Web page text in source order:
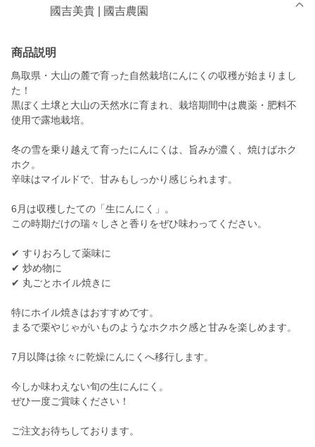
國吉美貴 | 國吉農園
商品説明
鳥取県・大山の麓で育った自然栽培にんにくの収穫が始まりまし
た！
黒ぼく土壌と大山の天然水に育まれ、栽培期間中は農薬・肥料不
使用で露地栽培。
冬の雪を乗り越えて育ったにんにくは、旨みが濃く、焼けばホク
ホク。
辛味はマイルドで、甘みもしっかり感じられます。
6月は収穫したての「生にんにく」。
この時期だけの瑞々しさと香りをぜひ味わってください。
✔ すりおろして薬味に
✔ 炒め物に
✔ 丸ごとホイル焼きに
特にホイル焼きはおすすめです。
まるで栗やじゃがいものようなホクホク感と甘みを楽しめます。
7月以降は徐々に乾燥にんにくへ移行します。
今しか味わえない旬の生にんにく。
ぜひ一度ご賞味ください！
ご注文お待ちしております。